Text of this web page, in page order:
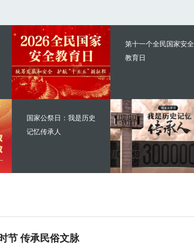
第十一个全民国家安全
教育日
国家公祭日：我是历史
记忆传承人
节 传承民俗文脉